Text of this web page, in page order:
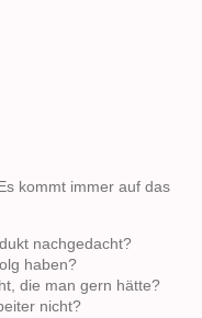
kommt immer auf das
nachgedacht?
haben?
die man gern hätte?
nicht?